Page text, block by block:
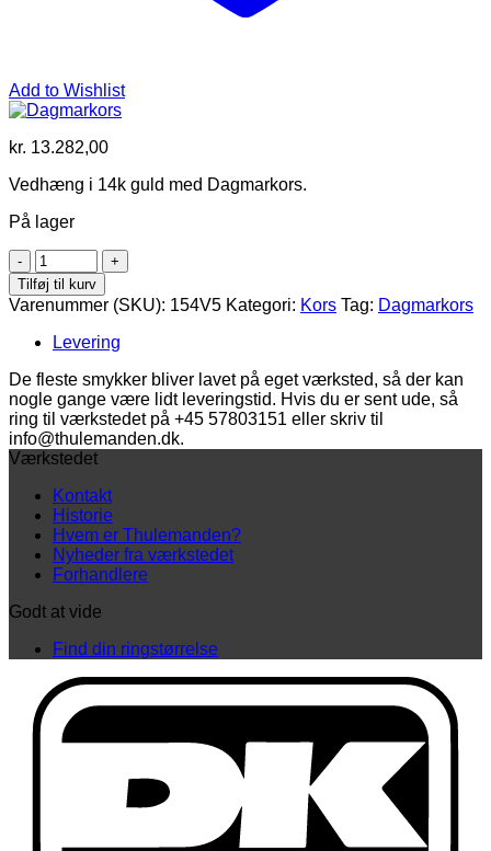
Add to Wishlist
kr. 13.282,00
Vedhæng i 14k guld med Dagmarkors.
På lager
Dagmarkors
antal
Tilføj til kurv
Varenummer (SKU): 154V5 Kategori: Kors Tag: Dagmarkors
Levering
De fleste smykker bliver lavet på eget værksted, så der kan
nogle gange være lidt leveringstid. Hvis du er sent ude, så
ring til værkstedet på +45 57803151 eller skriv til
info@thulemanden.dk.
Værkstedet
Kontakt
Historie
Hvem er Thulemanden?
Nyheder fra værkstedet
Forhandlere
Godt at vide
Find din ringstørrelse